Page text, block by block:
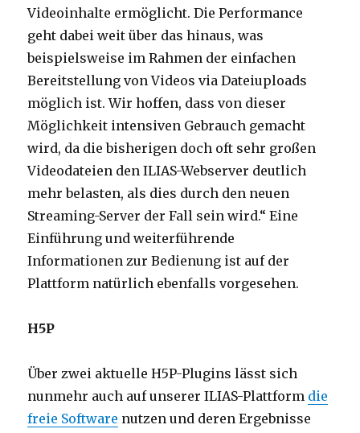
Videoinhalte ermöglicht. Die Performance
geht dabei weit über das hinaus, was
beispielsweise im Rahmen der einfachen
Bereitstellung von Videos via Dateiuploads
möglich ist. Wir hoffen, dass von dieser
Möglichkeit intensiven Gebrauch gemacht
wird, da die bisherigen doch oft sehr großen
Videodateien den ILIAS-Webserver deutlich
mehr belasten, als dies durch den neuen
Streaming-Server der Fall sein wird.“ Eine
Einführung und weiterführende
Informationen zur Bedienung ist auf der
Plattform natürlich ebenfalls vorgesehen.
H5P
Über zwei aktuelle H5P-Plugins lässt sich
nunmehr auch auf unserer ILIAS-Plattform die
freie Software nutzen und deren Ergebnisse